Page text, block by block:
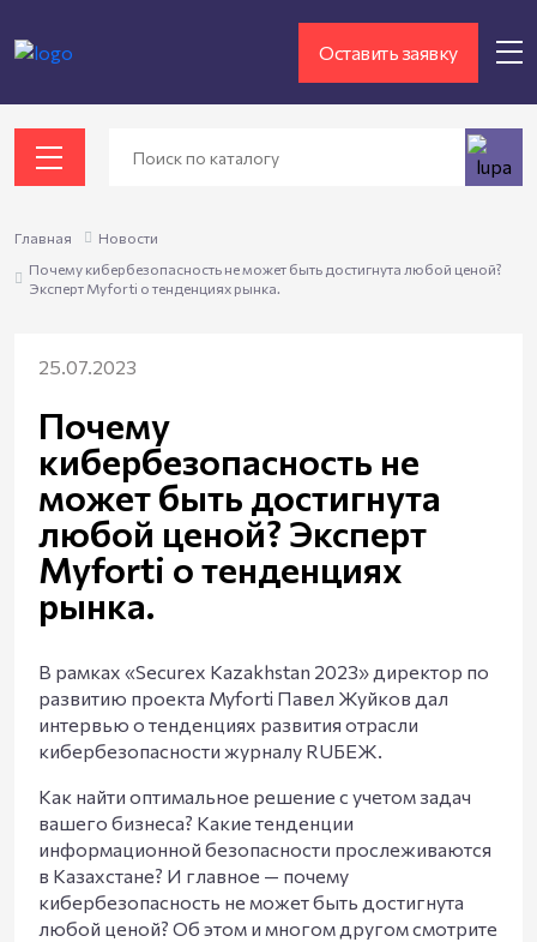
Оставить заявку
Главная
Новости
Почему кибербезопасность не может быть достигнута любой ценой?
Эксперт Myforti о тенденциях рынка.
25.07.2023
Почему
кибербезопасность не
может быть достигнута
любой ценой? Эксперт
Myforti о тенденциях
рынка.
В рамках «Securex Kazakhstan 2023» директор по
развитию проекта Myforti Павел Жуйков дал
интервью о тенденциях развития отрасли
кибербезопасности журналу RUБЕЖ.
Как найти оптимальное решение с учетом задач
вашего бизнеса? Какие тенденции
информационной безопасности прослеживаются
в Казахстане? И главное — почему
кибербезопасность не может быть достигнута
любой ценой? Об этом и многом другом смотрите